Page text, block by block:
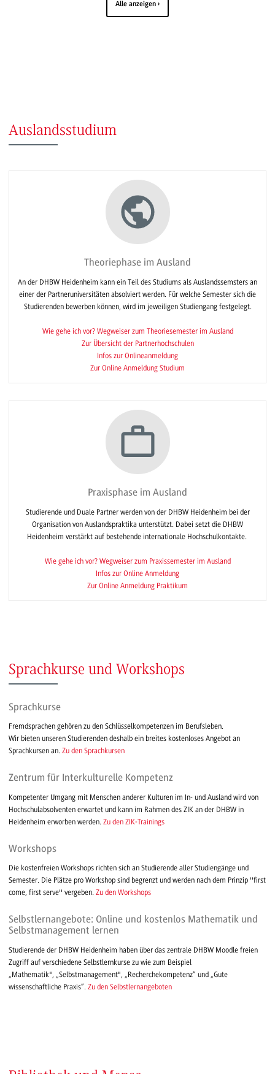
Alle anzeigen
Auslandsstudium
Theoriephase im Ausland
An der DHBW Heidenheim kann ein Teil des Studiums als Auslandssemsters an
einer der Partneruniversitäten absolviert werden. Für welche Semester sich die
Studierenden bewerben können, wird im jeweiligen Studiengang festgelegt.
Wie gehe ich vor? Wegweiser zum Theoriesemester im Ausland
Zur Übersicht der Partnerhochschulen
Infos zur Onlineanmeldung
Zur Online Anmeldung Studium
Praxisphase im Ausland
Studierende und Duale Partner werden von der DHBW Heidenheim bei der
Organisation von Auslandspraktika unterstützt. Dabei setzt die DHBW
Heidenheim verstärkt auf bestehende internationale Hochschulkontakte.
Wie gehe ich vor? Wegweiser zum Praxissemester im Ausland
Infos zur Online Anmeldung
Zur Online Anmeldung Praktikum
Sprachkurse und Workshops
Sprachkurse
Fremdsprachen gehören zu den Schlüsselkompetenzen im Berufsleben.
Wir bieten unseren Studierenden deshalb ein breites kostenloses Angebot an
Sprachkursen an. Zu den Sprachkursen
Zentrum für Interkulturelle Kompetenz
Kompetenter Umgang mit Menschen anderer Kulturen im In- und Ausland wird von
Hochschulabsolventen erwartet und kann im Rahmen des ZIK an der DHBW in
Heidenheim erworben werden. Zu den ZIK-Trainings
Workshops
Die kostenfreien Workshops richten sich an Studierende aller Studiengänge und
Semester. Die Plätze pro Workshop sind begrenzt und werden nach dem Prinzip ''first
come, first serve'' vergeben. Zu den Workshops
Selbstlernangebote: Online und kostenlos Mathematik und
Selbstmanagement lernen
Studierende der DHBW Heidenheim haben über das zentrale DHBW Moodle freien
Zugriff auf verschiedene Selbstlernkurse zu wie zum Beispiel
„Mathematik", „Selbstmanagement", „Recherchekompetenz“ und „Gute
wissenschaftliche Praxis“. Zu den Selbstlernangeboten